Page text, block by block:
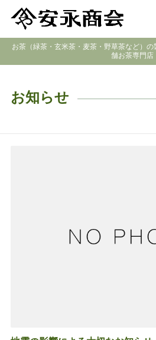
お茶（緑茶・玄米茶・麦茶・野草茶など）
舗お茶専門店
お知らせ